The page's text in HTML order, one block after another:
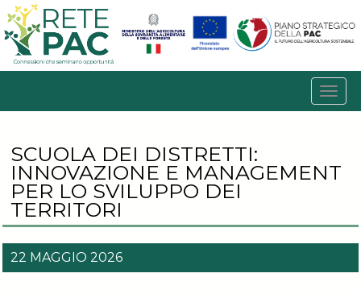
SCUOLA DEI DISTRETTI:
INNOVAZIONE E MANAGEMENT
PER LO SVILUPPO DEI
TERRITORI
22 MAGGIO 2026